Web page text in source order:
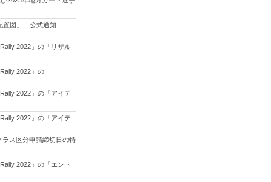
置図」「公式通知
2022」の「リザル
2022」の
2022」の「アイテ
2022」の「アイテ
ラス区分申請締切日の特
2022」の「エント